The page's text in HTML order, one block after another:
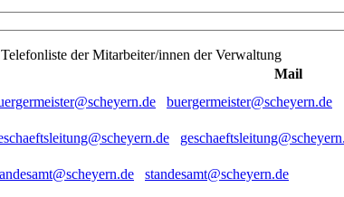
Telefonliste der Mitarbeiter/innen der Verwaltung
Mail
buergermeister@scheyern.de
standesamt@scheyern.de